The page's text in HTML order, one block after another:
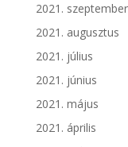
2021. szeptember
2021. augusztus
2021. július
2021. június
2021. május
2021. április